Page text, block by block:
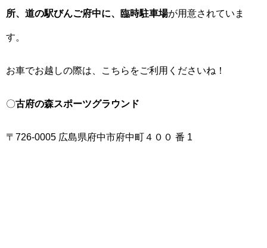
所、道の駅びんご府中に、臨時駐車場が用意されていま
す。
お車でお越しの際は、こちらをご利用くださいね！
〇古府の森スポーツグラウンド
〒726-0005 広島県府中市府中町４００ 番 1